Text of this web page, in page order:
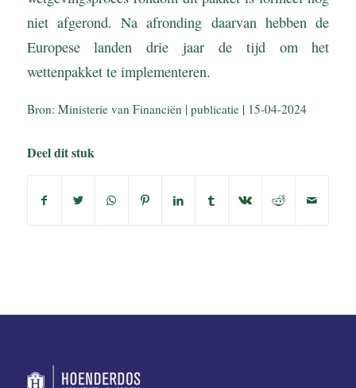
niet afgerond. Na afronding daarvan hebben de
Europese landen drie jaar de tijd om het
wettenpakket te implementeren.
Bron: Ministerie van Financiën | publicatie | 15-04-2024
Deel dit stuk